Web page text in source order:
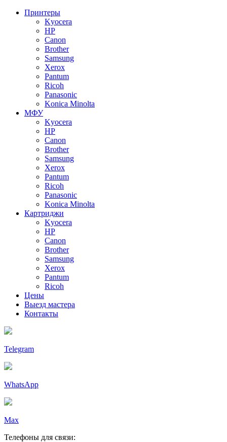
Принтеры
Kyocera
HP
Canon
Brother
Samsung
Xerox
Pantum
Ricoh
Panasonic
Konica Minolta
МФУ
Kyocera
HP
Canon
Brother
Samsung
Xerox
Pantum
Ricoh
Panasonic
Konica Minolta
Картриджи
Kyocera
HP
Canon
Brother
Samsung
Xerox
Pantum
Ricoh
Цены
Выезд мастера
Контакты
Telegram
WhatsApp
Max
Телефоны для связи: